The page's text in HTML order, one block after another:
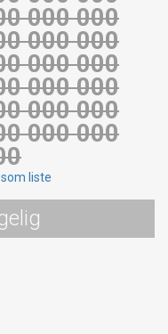
000 000
000 000
000 000
000 000
000 000
000 000
liste